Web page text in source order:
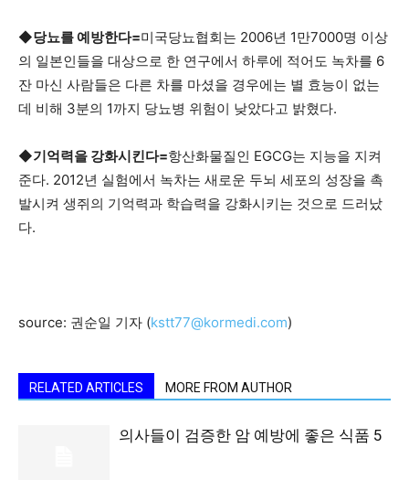
◆당뇨를 예방한다=미국당뇨협회는 2006년 1만7000명 이상
의 일본인들을 대상으로 한 연구에서 하루에 적어도 녹차를 6
잔 마신 사람들은 다른 차를 마셨을 경우에는 별 효능이 없는
데 비해 3분의 1까지 당뇨병 위험이 낮았다고 밝혔다.
◆기억력을 강화시킨다=항산화물질인 EGCG는 지능을 지켜
준다. 2012년 실험에서 녹차는 새로운 두뇌 세포의 성장을 촉
발시켜 생쥐의 기억력과 학습력을 강화시키는 것으로 드러났
다.
source: 권순일 기자 (kstt77@kormedi.com)
RELATED ARTICLES MORE FROM AUTHOR
의사들이 검증한 암 예방에 좋은 식품 5